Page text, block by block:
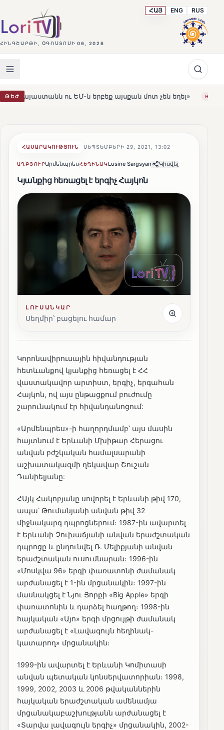
ՀԻՆԳՇԱԲԹԻ, ՕԳՈՍՏՈՍԻ 06, 2026
ՀԱՅ ENG RUS
ԹԵԺ
ԵՄ-ն երբեք այսքան մոտ չեն եղել» HOT Լեռնահովիտի
ՀԱՍԱՐԱԿՈՒԹՅՈՒՆ ՍԵՊՏԵՄԲԵՐԻ 29, 2021, 13:02
ԱՂԲՅՈՒՐԱրմենպրեսՀԵՂԻՆԱԿLusine Sargsyan Կիսվել
Կյանքից հեռացել է երգիչ Հայկոն
ԼՈՒՍԱՆԿԱՐ
Սեղմիր՝ բացելու համար
Կորոնավիրուսային հիվանդության
հետևանքով կյանքից հեռացել է ՀՀ
վաստակավոր արտիստ, երգիչ, երգահան
Հայկոն, ով այս ընթացքում բուժումը
շարունակում էր հիվանդանոցում:
«Արմենպրես»-ի հաղորդմամբ՝ այս մասին
հայտնում է Երևանի Մխիթար Հերացու
անվան բժշկական համալսարանի
աշխատակազմի ղեկավար Շուշան
Դանիելյանը:
ՀԱյկ Հակոբյանը սովորել է Երևանի թիվ 170,
ապա՝ Թումանյանի անվան թիվ 32
միջնակարգ դպրոցներում։ 1987-ին ավարտել
է Երևանի Չուխաճյանի անվան երաժշտական
դպրոցը և ընդունվել Ռ. Մելիքյանի անվան
երաժշտական ուսումնարան։ 1996-ին
«Մոսկվա 96» երգի փառատոնի ժամանակ
արժանացել է 1-ին մրցանակին։ 1997-ին
մասնակցել է Նյու Յորքի «Big Apple» երգի
փառատոնին և դարձել հաղթող։ 1998-ին
հայկական «Այո» երգի մրցույթի ժամանակ
արժանացել է «Լավագույն հեղինակ-
կատարող» մրցանակին։
1999-ին ավարտել է Երևանի Կոմիտասի
անվան պետական կոնսերվատորիան։ 1998,
1999, 2002, 2003 և 2006 թվականներին
հայկական երաժշտական ամենամյա
մրցանակաբաշխությանն արժանացել է
«Տարվա լավագույն երգիչ» մրցանակին, 2002-